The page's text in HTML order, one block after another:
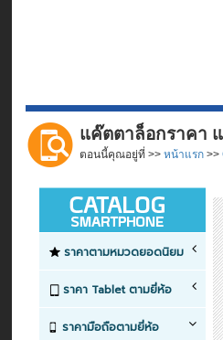
แค๊ตตาล็อกราคา
ตอนนี้คุณอยู่ที่ >> หน้าแรก >>
ราคาตามหมวดยอดนิยม
ราคา Tablet ตามยี่ห้อ
ราคามือถือตามยี่ห้อ